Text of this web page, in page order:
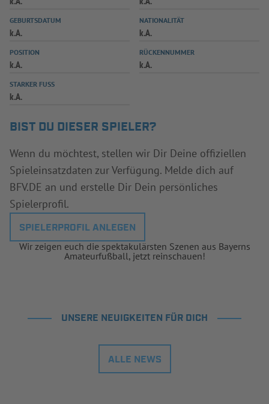
SPIELPLUS
GEBURTSDATUM
k.A.
NATIONALITÄT
k.A.
POSITION
k.A.
RÜCKENNUMMER
k.A.
STARKER FUSS
k.A.
BIST DU DIESER SPIELER?
Wenn du möchtest, stellen wir Dir Deine offiziellen
Spieleinsatzdaten zur Verfügung. Melde dich auf
BFV.DE an und erstelle Dir Dein persönliches
Spielerprofil.
SPIELERPROFIL ANLEGEN
Wir zeigen euch die spektakulärsten Szenen aus Bayerns
Amateurfußball, jetzt reinschauen!
UNSERE NEUIGKEITEN FÜR DICH
ALLE NEWS